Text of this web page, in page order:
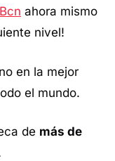
Bcn ahora mismo
nivel!
en la mejor
el mundo.
de más de